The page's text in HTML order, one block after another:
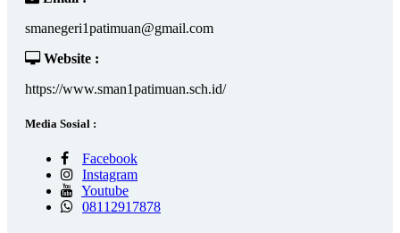
smanegeri1patimuan@gmail.com
Website :
https://www.sman1patimuan.sch.id/
Media Sosial :
Facebook
Instagram
Youtube
08112917878